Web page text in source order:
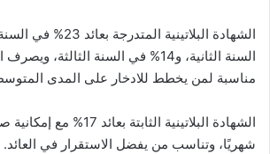
السنة الثانية، و14% في السنة
مناسبة لمن يخطط للادخار على المدى
الشهادة البلاتينية الثابتة
شهريًا، وتناسب من يفضل الاستقرار في العائد.